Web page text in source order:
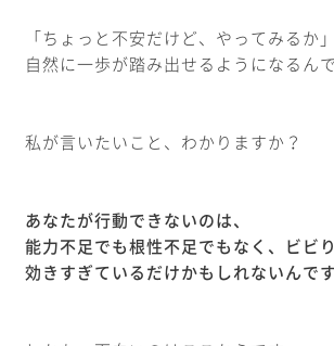
「ちょっと不安だけど、やってみるか」
自然に一歩が踏み出せるようになるんで
私が言いたいこと、わかりますか？
あなたが行動できないのは、
能力不足でも根性不足でもなく、ビビ
効きすぎているだけかもしれないんです